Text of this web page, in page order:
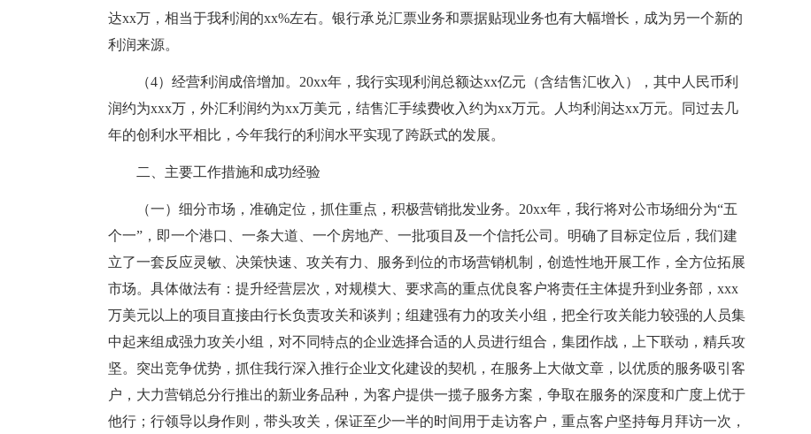
达xx万，相当于我利润的xx%左右。银行承兑汇票业务和票据贴现业务也有大幅增长，成为另一个新的
利润来源。
（4）经营利润成倍增加。20xx年，我行实现利润总额达xx亿元（含结售汇收入），其中人民币利
润约为xxx万，外汇利润约为xx万美元，结售汇手续费收入约为xx万元。人均利润达xx万元。同过去几
年的创利水平相比，今年我行的利润水平实现了跨跃式的发展。
二、主要工作措施和成功经验
（一）细分市场，准确定位，抓住重点，积极营销批发业务。20xx年，我行将对公市场细分为“五
个一”，即一个港口、一条大道、一个房地产、一批项目及一个信托公司。明确了目标定位后，我们建
立了一套反应灵敏、决策快速、攻关有力、服务到位的市场营销机制，创造性地开展工作，全方位拓展
市场。具体做法有：提升经营层次，对规模大、要求高的重点优良客户将责任主体提升到业务部，xxx
万美元以上的项目直接由行长负责攻关和谈判；组建强有力的攻关小组，把全行攻关能力较强的人员集
中起来组成强力攻关小组，对不同特点的企业选择合适的人员进行组合，集团作战，上下联动，精兵攻
坚。突出竞争优势，抓住我行深入推行企业文化建设的契机，在服务上大做文章，以优质的服务吸引客
户，大力营销总分行推出的新业务品种，为客户提供一揽子服务方案，争取在服务的深度和广度上优于
他行；行领导以身作则，带头攻关，保证至少一半的时间用于走访客户，重点客户坚持每月拜访一次，